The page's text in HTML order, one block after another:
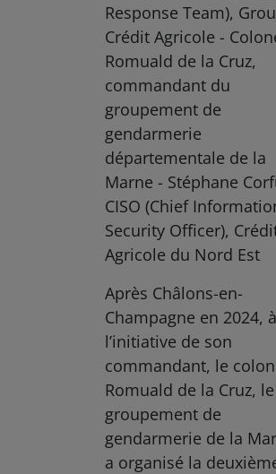
Response Team),
Crédit Agricole -
Romuald de la Cruz,
commandant du
groupement de
gendarmerie
départementale de la
Marne - Stéphane
CISO (Chief
Security Officer),
Agricole du Nord Est
Après Châlons-en-
Champagne en 2024, à
l’initiative de son
commandant, le
Romuald de la Cruz, le
groupement de
gendarmerie de la
a organisé la